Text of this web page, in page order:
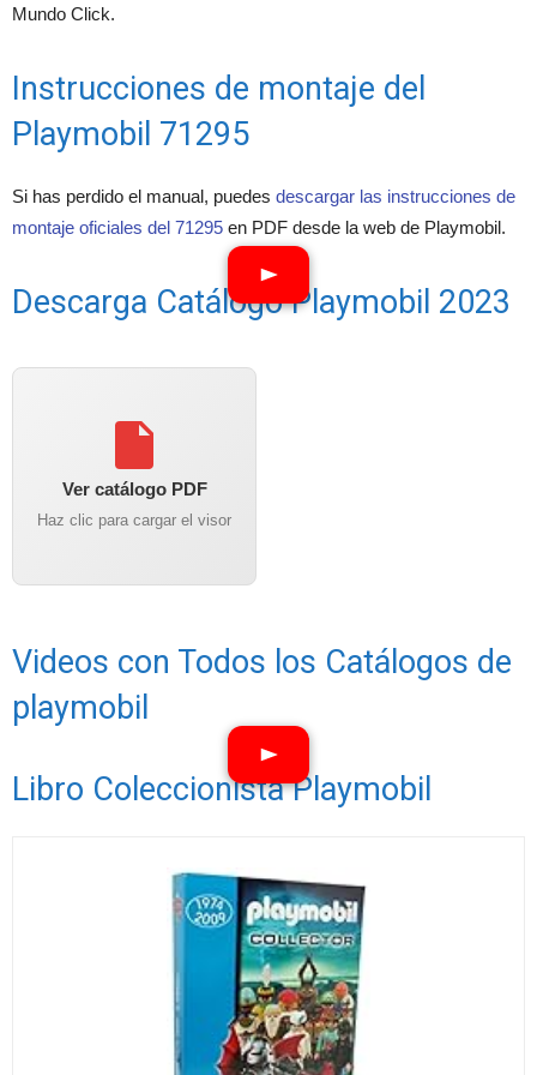
Mundo Click.
Instrucciones de montaje del
Playmobil 71295
Si has perdido el manual, puedes descargar las instrucciones de
montaje oficiales del 71295 en PDF desde la web de Playmobil.
Descarga Catálogo Playmobil 2023
Ver catálogo PDF
Haz clic para cargar el visor
Videos con Todos los Catálogos de
playmobil
Libro Coleccionista Playmobil